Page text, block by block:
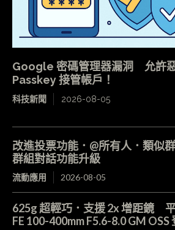
Google 密碼管理器漏洞 允許
Passkey 接管帳戶！
科技新聞 2026-08-05
改進投票功能．@所有人．類
群組對話功能升級
流動應用 2026-08-05
625g 超輕巧．支援 2x 增距鏡
FE 100-400mm F5.6-8.0 GM OSS